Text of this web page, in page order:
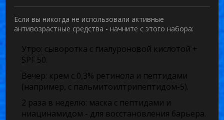
Если вы никогда не использовали активные
антивозрастные средства - начните с этого набора:
Утро: сыворотка с гиалуроновой кислотой +
SPF 50.
Вечер: крем с 0,3% ретинола и пептидами
(например, с пальмитоилтрипептидом-5).
2 раза в неделю: маска с пептидами и
ниацинамидом - для восстановления барьера.